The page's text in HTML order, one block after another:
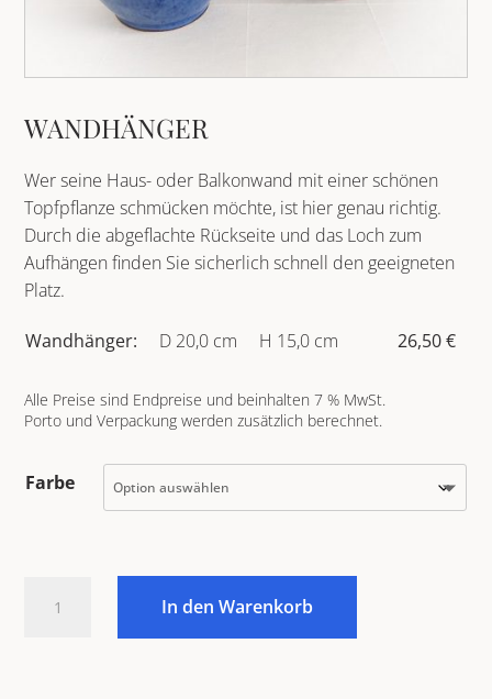
WANDHÄNGER
Wer seine Haus- oder Balkonwand mit einer schönen
Topfpflanze schmücken möchte, ist hier genau richtig.
Durch die abgeflachte Rückseite und das Loch zum
Aufhängen finden Sie sicherlich schnell den geeigneten
Platz.
Wandhänger: D 20,0 cm H 15,0 cm 26,50 €
Alle Preise sind Endpreise und beinhalten 7 % MwSt.
Porto und Verpackung werden zusätzlich berechnet.
Farbe
Menge
In den Warenkorb